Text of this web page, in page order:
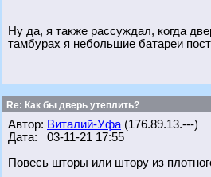
Ну да, я также рассуждал, когда
тамбурах я небольшие батареи
Re: Как бы дверь утеплить?
Автор: Виталий-Уфа (176.89.13.---)
Дата: 03-11-21 17:55
Повесь шторы или штору из